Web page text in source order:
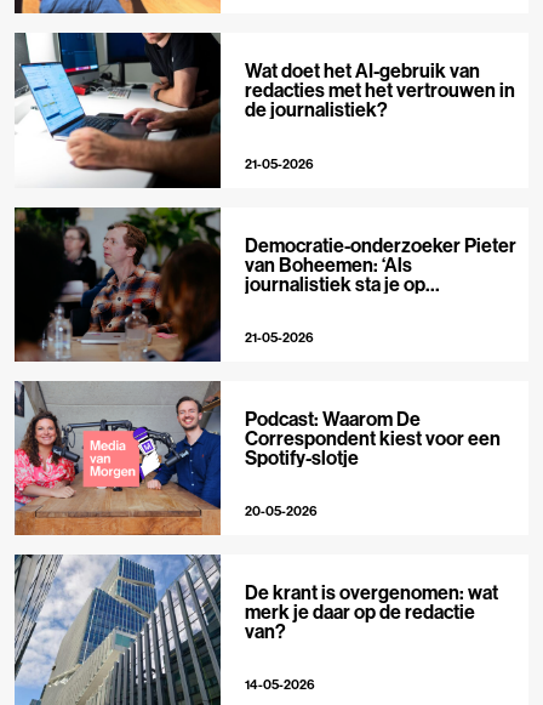
Wat doet het AI-gebruik van
redacties met het vertrouwen in
de journalistiek?
21-05-2026
Democratie-onderzoeker Pieter
van Boheemen: ‘Als
journalistiek sta je op
21-05-2026
Podcast: Waarom De
Correspondent kiest voor een
Spotify-slotje
20-05-2026
De krant is overgenomen: wat
merk je daar op de redactie
van?
14-05-2026